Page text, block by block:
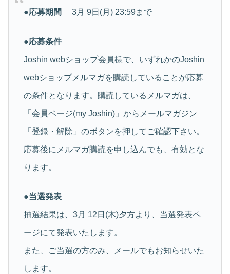
●応募期間 3月 9日(月) 23:59まで
●応募条件
Joshin webショップ会員様で、いずれかのJoshin
webショップメルマガを購読していることが応募
の条件となります。購読しているメルマガは、
「会員ページ(my Joshin)」からメールマガジン
「登録・解除」のボタンを押してご確認下さい。
応募後にメルマガ購読を申し込んでも、有効とな
ります。
●当選発表
抽選結果は、3月 12日(木)夕方より、当選発表ペ
ージにて発表いたします。
また、ご当選の方のみ、メールでもお知らせいた
します。